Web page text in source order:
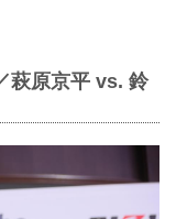
萩原京平 vs. 鈴